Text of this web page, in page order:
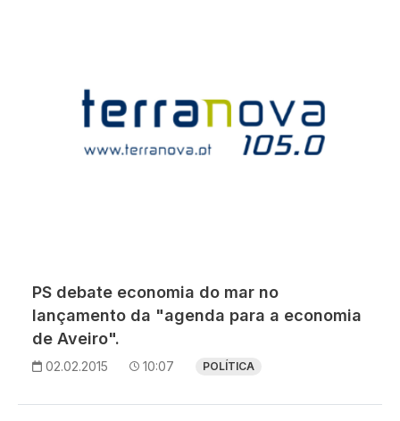
PS debate economia do mar no
lançamento da "agenda para a economia
de Aveiro".
02.02.2015 10:07 POLÍTICA